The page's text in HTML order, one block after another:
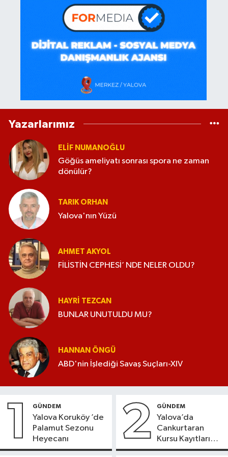
Yazarlarımız
ELİF NUMANOĞLU
Göğüs ameliyatı sonrası spora ne zaman
dönülür?
TARIK ORHAN
Yalova'nın Yüzü
AHMET AKYOL
FİLİSTİN CEPHESİ’ NDE NELER OLDU?
HAYRI TEZCAN
BUNLAR UNUTULDU MU?
HANNAN ÖNGÜ
ABD'nin İşlediği Savaş Suçları-XIV
1 GÜNDEM
Yalova Koruköy ’de
Palamut Sezonu
Heyecanı
2 GÜNDEM
Yalova’da
Cankurtaran
Kursu Kayıtları
Başladı